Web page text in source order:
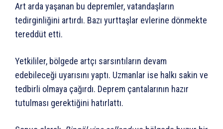
Art arda yaşanan bu depremler, vatandaşların
tedirginliğini artırdı. Bazı yurttaşlar evlerine dönmekte
tereddüt etti.
Yetkililer, bölgede artçı sarsıntıların devam
edebileceği uyarısını yaptı. Uzmanlar ise halkı sakin ve
tedbirli olmaya çağırdı. Deprem çantalarının hazır
tutulması gerektiğini hatırlattı.